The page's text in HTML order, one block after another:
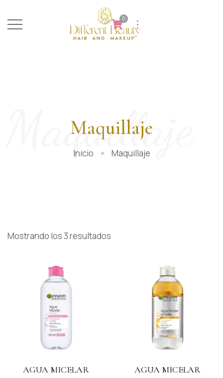
0
Maquillaje
Maquillaje
Inicio Maquillaje
Mostrando los 3 resultados
AGUA MICELAR
AGUA MICELAR